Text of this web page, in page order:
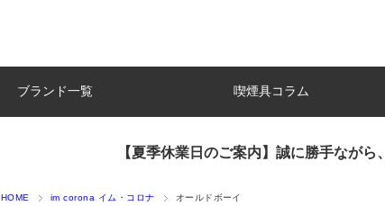
ブランド一覧 喫煙具コラム
【夏季休業日のご案内】誠に勝手ながら、
HOME im corona イム・コロナ オールドボーイ